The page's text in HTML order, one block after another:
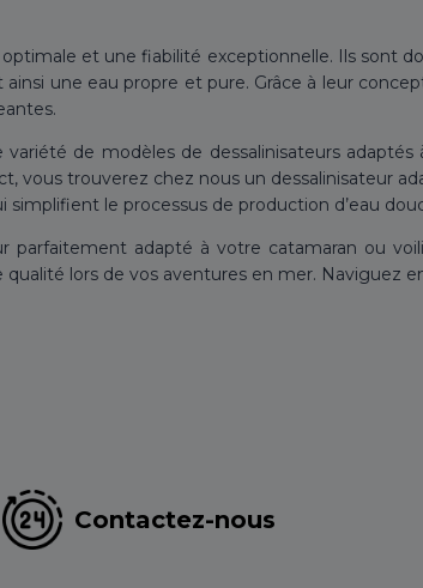
et une fiabilité exceptionnelle. Ils sont
une eau propre et pure. Grâce à leur
variété de modèles de dessalinisateurs
vous trouverez chez nous un dessalinisateur
le processus de production d’eau
parfaitement adapté à votre catamaran ou
lors de vos aventures en mer.
Contactez-nous